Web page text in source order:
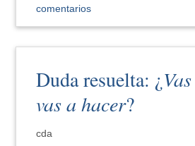
comentarios
Duda resuelta: ¿
vas a hacer?
cda